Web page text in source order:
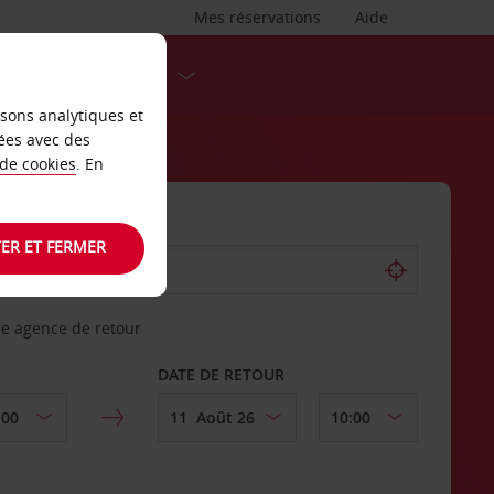
Aide
Mes réservations
agence de retour
DATE DE RETOUR
analytiques et
avec des
cookies. En
ET FERMER